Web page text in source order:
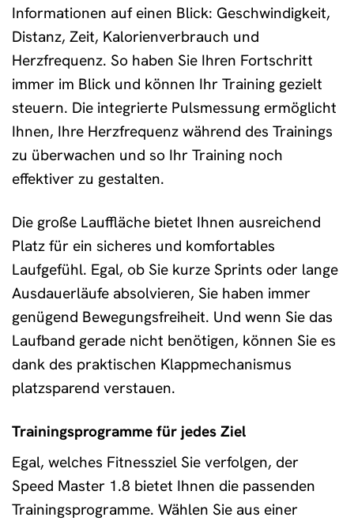
Informationen auf einen Blick: Geschwindigkeit,
Distanz, Zeit, Kalorienverbrauch und
Herzfrequenz. So haben Sie Ihren Fortschritt
immer im Blick und können Ihr Training gezielt
steuern. Die integrierte Pulsmessung ermöglicht
Ihnen, Ihre Herzfrequenz während des Trainings
zu überwachen und so Ihr Training noch
effektiver zu gestalten.
Die große Lauffläche bietet Ihnen ausreichend
Platz für ein sicheres und komfortables
Laufgefühl. Egal, ob Sie kurze Sprints oder lange
Ausdauerläufe absolvieren, Sie haben immer
genügend Bewegungsfreiheit. Und wenn Sie das
Laufband gerade nicht benötigen, können Sie es
dank des praktischen Klappmechanismus
platzsparend verstauen.
Trainingsprogramme für jedes Ziel
Egal, welches Fitnessziel Sie verfolgen, der
Speed Master 1.8 bietet Ihnen die passenden
Trainingsprogramme. Wählen Sie aus einer